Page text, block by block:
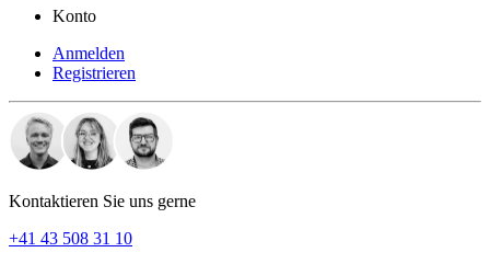
Konto
Anmelden
Registrieren
Kontaktieren Sie uns gerne
+41 43 508 31 10